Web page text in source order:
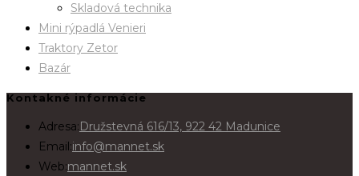
Skladová technika
Mini rýpadlá Venieri
Traktory Zetor
Bazár
Kontakné informácie
Adresa:Družstevná 616/13, 922 42 Madunice
Email:info@mannet.sk
Web:mannet.sk